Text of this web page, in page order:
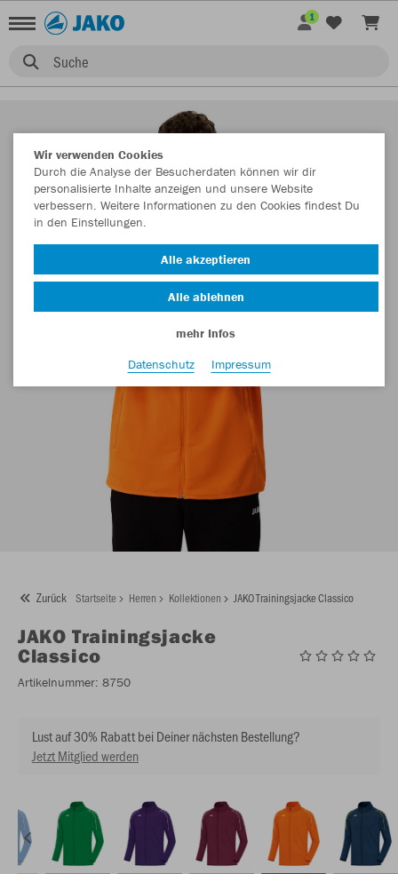
Suche
1
Zurück Startseite Herren Kollektionen JAKO Trainingsjacke Classico
JAKO Trainingsjacke
Classico
Artikelnummer: 8750
Lust auf 30% Rabatt bei Deiner nächsten Bestellung?
Jetzt Mitglied werden
Wir verwenden Cookies
Durch die Analyse der Besucherdaten können wir dir
personalisierte Inhalte anzeigen und unsere Website
verbessern. Weitere Informationen zu den Cookies findest Du
in den Einstellungen.
Alle akzeptieren
Alle ablehnen
mehr Infos
Datenschutz
Impressum